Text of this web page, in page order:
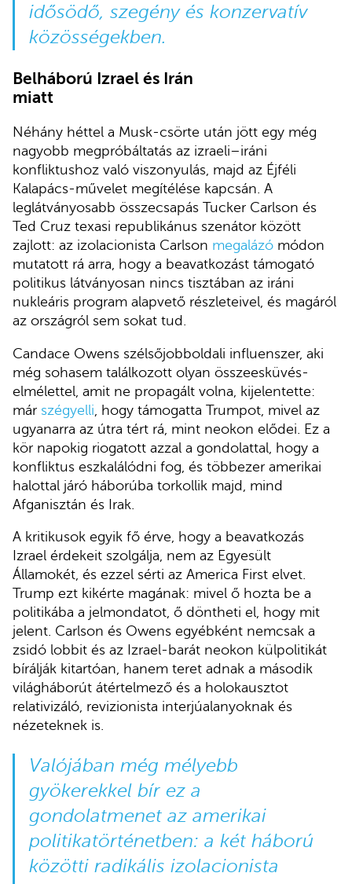
idősödő, szegény és konzervatív
közösségekben.
Belháború Izrael és Irán
miatt
Néhány héttel a Musk-csörte után jött egy még
nagyobb megpróbáltatás az izraeli–iráni
konfliktushoz való viszonyulás, majd az Éjféli
Kalapács-művelet megítélése kapcsán. A
leglátványosabb összecsapás Tucker Carlson és
Ted Cruz texasi republikánus szenátor között
zajlott: az izolacionista Carlson megalázó módon
mutatott rá arra, hogy a beavatkozást támogató
politikus látványosan nincs tisztában az iráni
nukleáris program alapvető részleteivel, és magáról
az országról sem sokat tud.
Candace Owens szélsőjobboldali influenszer, aki
még sohasem találkozott olyan összeesküvés-
elmélettel, amit ne propagált volna, kijelentette:
már szégyelli , hogy támogatta Trumpot, mivel az
ugyanarra az útra tért rá, mint neokon elődei. Ez a
kör napokig riogatott azzal a gondolattal, hogy a
konfliktus eszkalálódni fog, és többezer amerikai
halottal járó háborúba torkollik majd, mind
Afganisztán és Irak.
A kritikusok egyik fő érve, hogy a beavatkozás
Izrael érdekeit szolgálja, nem az Egyesült
Államokét, és ezzel sérti az America First elvet.
Trump ezt kikérte magának: mivel ő hozta be a
politikába a jelmondatot, ő döntheti el, hogy mit
jelent. Carlson és Owens egyébként nemcsak a
zsidó lobbit és az Izrael-barát neokon külpolitikát
bírálják kitartóan, hanem teret adnak a második
világháborút átértelmező és a holokausztot
relativizáló, revizionista interjúalanyoknak és
nézeteknek is.
Valójában még mélyebb
gyökerekkel bír ez a
gondolatmenet az amerikai
politikatörténetben: a két háború
közötti radikális izolacionista